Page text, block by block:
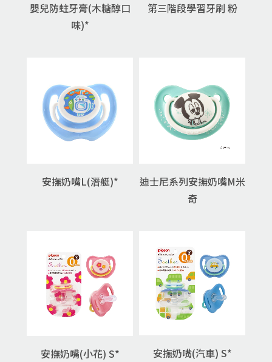
嬰兒防蛀牙膏(木糖醇口
味)*
第三階段學習牙刷 粉
安撫奶嘴L(潛艇)*
迪士尼系列安撫奶嘴M米
奇
安撫奶嘴(小花) S* 安撫奶嘴(汽車) S*